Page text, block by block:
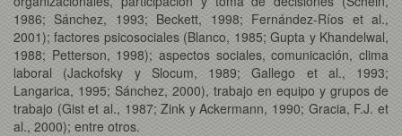
1986; Sánchez, 1993; Beckett, 1998; Fernández-Ríos et al.,
2001); factores psicosociales (Blanco, 1985; Gupta y Khandelwal,
1988; Petterson, 1998); aspectos sociales, comunicación, clima
laboral (Jackofsky y Slocum, 1989; Gallego et al., 1993;
Langarica, 1995; Sánchez, 2000), trabajo en equipo y grupos de
trabajo (Gist et al., 1987; Zink y Ackermann, 1990; Gracia, F.J. et
al., 2000); entre otros.